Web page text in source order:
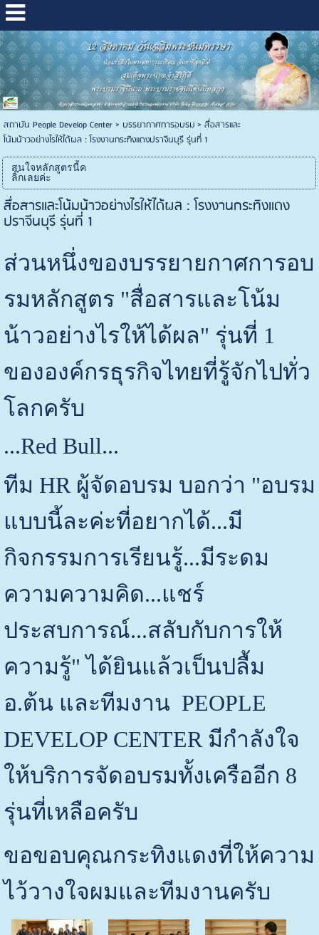
สถาบัน People Develop Center> บรรยากาศการอบรม> สื่อสารและ
โน้มน้าวอย่างไรให้ได้ผล : โรงงานกระทิงแดงปราจีนบุรี รุ่นที่ 1
สนใจหลักสูตรนี้ค
ลิ๊กเลยค่ะ
สื่อสารและโน้มน้าวอย่างไรให้ได้ผล : โรงงานกระทิงแดง
ปราจีนบุรี รุ่นที่ 1
ส่วนหนึ่งของบรรยายกาศการอบ
รมหลักสูตร "สื่อสารและโน้ม
น้าวอย่างไรให้ได้ผล" รุ่นที่ 1
ขององค์กรธุรกิจไทยที่รู้จักไปทั่ว
โลกครับ
...Red Bull...
ทีม HR ผู้จัดอบรม บอกว่า "อบรม
แบบนี้ละค่ะที่อยากได้...มี
กิจกรรมการเรียนรู้...มีระดม
ความความคิด...แชร์
ประสบการณ์...สลับกับการให้
ความรู้" ได้ยินแล้วเป็นปลื้ม
อ.ต้น และทีมงาน PEOPLE
DEVELOP CENTER มีกำลังใจ
ให้บริการจัดอบรมทั้งเครืออีก 8
รุ่นที่เหลือครับ
ขอขอบคุณกระทิงแดงที่ให้ความ
ไว้วางใจผมและทีมงานครับ